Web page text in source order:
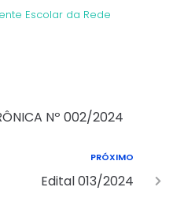
Escolar da Rede
Nº 002/2024
PRÓXIMO
Edital 013/2024